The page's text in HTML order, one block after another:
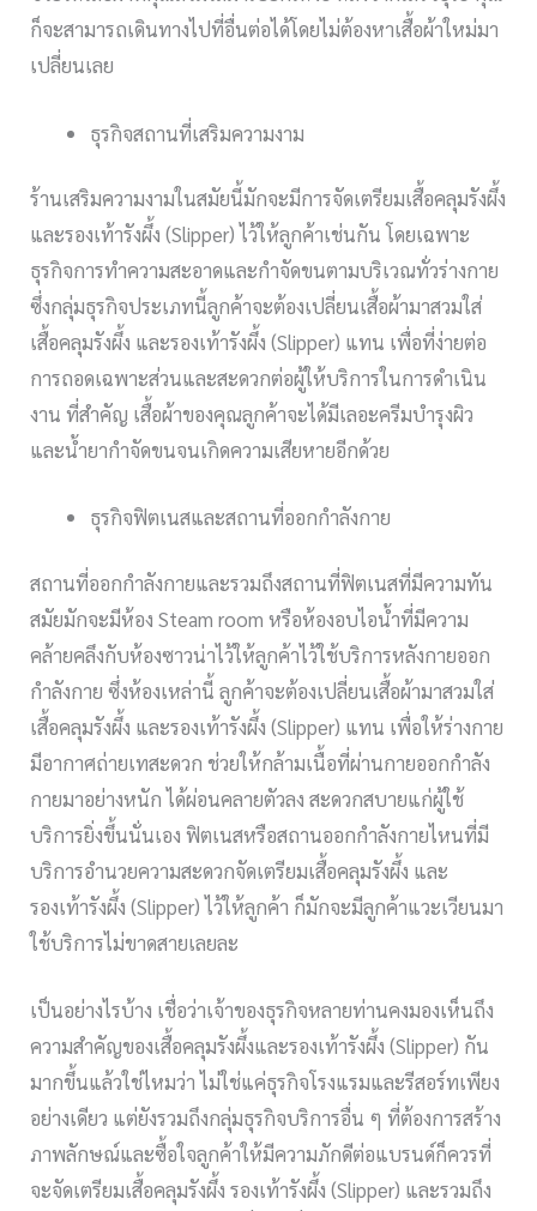
ก็จะสามารถเดินทางไปที่อื่นต่อได้โดยไม่ต้องหาเสื้อผ้าใหม่มา
เปลี่ยนเลย
ธุรกิจสถานที่เสริมความงาม
ร้านเสริมความงามในสมัยนี้มักจะมีการจัดเตรียมเสื้อคลุมรังผึ้ง
และรองเท้ารังผึ้ง (Slipper) ไว้ให้ลูกค้าเช่นกัน โดยเฉพาะ
ธุรกิจการทำความสะอาดและกำจัดขนตามบริเวณทั่วร่างกาย
ซึ่งกลุ่มธุรกิจประเภทนี้ลูกค้าจะต้องเปลี่ยนเสื้อผ้ามาสวมใส่
เสื้อคลุมรังผึ้ง และรองเท้ารังผึ้ง (Slipper) แทน เพื่อที่ง่ายต่อ
การถอดเฉพาะส่วนและสะดวกต่อผู้ให้บริการในการดำเนิน
งาน ที่สำคัญ เสื้อผ้าของคุณลูกค้าจะได้มีเลอะครีมบำรุงผิว
และน้ำยากำจัดขนจนเกิดความเสียหายอีกด้วย
ธุรกิจฟิตเนสและสถานที่ออกกำลังกาย
สถานที่ออกกำลังกายและรวมถึงสถานที่ฟิตเนสที่มีความทัน
สมัยมักจะมีห้อง Steam room หรือห้องอบไอน้ำที่มีความ
คล้ายคลึงกับห้องซาวน่าไว้ให้ลูกค้าไว้ใช้บริการหลังกายออก
กำลังกาย ซึ่งห้องเหล่านี้ ลูกค้าจะต้องเปลี่ยนเสื้อผ้ามาสวมใส่
เสื้อคลุมรังผึ้ง และรองเท้ารังผึ้ง (Slipper) แทน เพื่อให้ร่างกาย
มีอากาศถ่ายเทสะดวก ช่วยให้กล้ามเนื้อที่ผ่านกายออกกำลัง
กายมาอย่างหนัก ได้ผ่อนคลายตัวลง สะดวกสบายแก่ผู้ใช้
บริการยิ่งขึ้นนั่นเอง ฟิตเนสหรือสถานออกกำลังกายไหนที่มี
บริการอำนวยความสะดวกจัดเตรียมเสื้อคลุมรังผึ้ง และ
รองเท้ารังผึ้ง (Slipper) ไว้ให้ลูกค้า ก็มักจะมีลูกค้าแวะเวียนมา
ใช้บริการไม่ขาดสายเลยละ
เป็นอย่างไรบ้าง เชื่อว่าเจ้าของธุรกิจหลายท่านคงมองเห็นถึง
ความสำคัญของเสื้อคลุมรังผึ้งและรองเท้ารังผึ้ง (Slipper) กัน
มากขึ้นแล้วใช่ไหมว่า ไม่ใช่แค่ธุรกิจโรงแรมและรีสอร์ทเพียง
อย่างเดียว แต่ยังรวมถึงกลุ่มธุรกิจบริการอื่น ๆ ที่ต้องการสร้าง
ภาพลักษณ์และซื้อใจลูกค้าให้มีความภักดีต่อแบรนด์ก็ควรที่
จะจัดเตรียมเสื้อคลุมรังผึ้ง รองเท้ารังผึ้ง (Slipper) และรวมถึง